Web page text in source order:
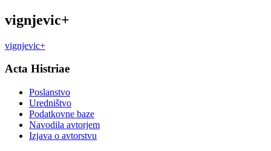
vignjevic+
vignjevic+
Acta Histriae
Poslanstvo
Uredništvo
Podatkovne baze
Navodila avtorjem
Izjava o avtorstvu